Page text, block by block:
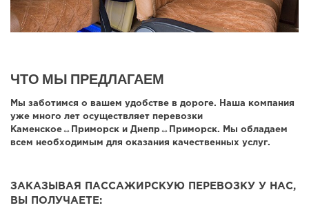
ЧТО МЫ ПРЕДЛАГАЕМ
Мы заботимся о вашем удобстве в дороге. Наша компания
уже много лет осуществляет перевозки
Каменское↔Приморск и Днепр↔Приморск. Мы обладаем
всем необходимым для оказания качественных услуг.
ЗАКАЗЫВАЯ ПАССАЖИРСКУЮ ПЕРЕВОЗКУ У НАС,
ВЫ ПОЛУЧАЕТЕ: